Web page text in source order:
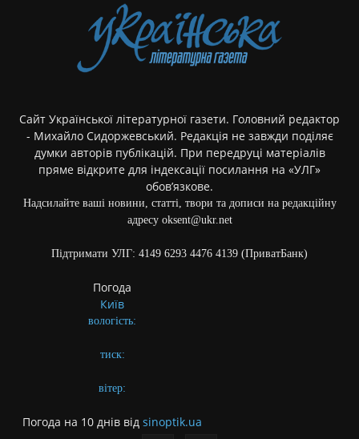
Сайт Української літературної газети. Головний редактор
- Михайло Сидоржевський. Редакція не завжди поділяє
думки авторів публікацій. При передруці матеріалів
пряме відкрите для індексації посилання на «УЛГ»
обов’язкове.
Надсилайте ваші новини, статті, твори та дописи на редакційну
адресу oksent@ukr.net
Підтримати УЛГ: 4149 6293 4476 4139 (ПриватБанк)
Погода
Київ
вологість:
тиск:
вітер:
Погода на 10 днів від sinoptik.ua